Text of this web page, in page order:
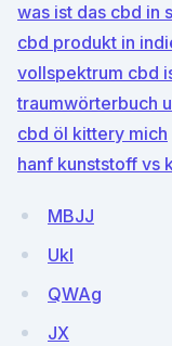
was ist das cbd in
cbd produkt in
vollspektrum cbd
traumwörterbuch
cbd öl kittery mich
hanf kunststoff vs
MBJJ
UkI
QWAg
JX